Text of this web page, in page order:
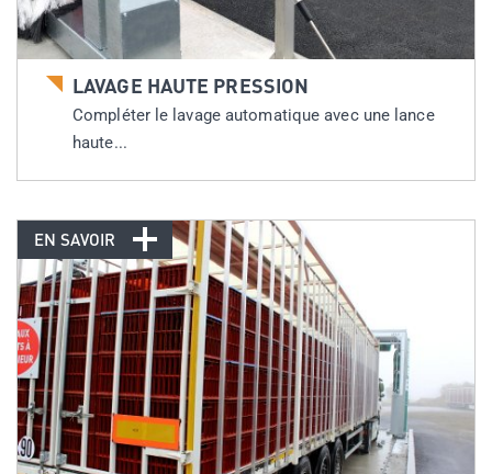
LAVAGE HAUTE PRESSION
Compléter le lavage automatique avec une lance
haute...
EN SAVOIR